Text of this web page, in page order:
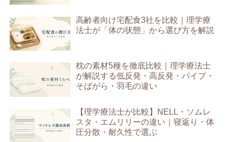
高齢者向け宅配食3社を比較｜理学療
法士が「体の状態」から選び方を解説
枕の素材5種を徹底比較｜理学療法士
が解説する低反発・高反発・パイプ・
そばがら・羽毛の違い
【理学療法士が比較】NELL・ソムレ
スタ・エムリリーの違い｜寝返り・体
圧分散・耐久性で選ぶ